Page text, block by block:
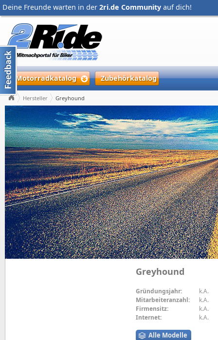
Deine Freunde warten in der 2ri.de Community auf dich!
Motorradkatalog Zubehörkatalog
Hersteller Greyhound
Greyhound
Gründungsjahr:
k.A.
Mitarbeiteranzahl:
k.A.
Firmensitz:
k.A.
Internet:
k.A.
Alle Modelle